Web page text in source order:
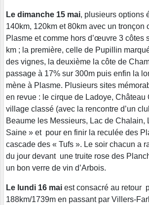
Le dimanche 15 mai, plusieurs options
140km, 120km et 80km avec un tronçon
Plasme et comme hors d’œuvre 3 côtes
km ; la première, celle de Pupillin
des vignes, la deuxième la côte de
passage à 17% sur 300m puis enfin la
mène à Plasme. Plusieurs sites
en revue : le cirque de Ladoye, Château
village classé (avec la rencontre d’un
Beaume les Messieurs, Lac de Chalain,
Saine » et pour en finir la reculée des
cascade des « Tufs ». Le soir chacun a
du jour devant une truite rose des
un bon verre de vin d’Arbois.
Le lundi 16 mai est consacré au retour
188km/1739m en passant par Villers-